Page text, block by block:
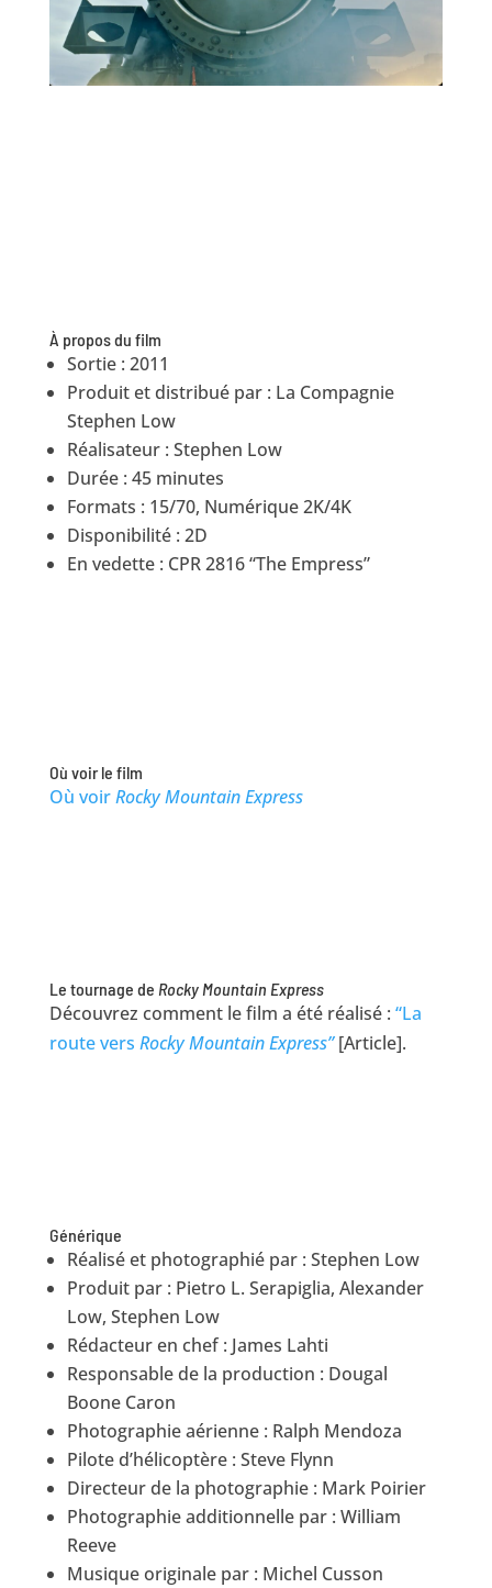
À propos du film
Sortie : 2011
Produit et distribué par : La Compagnie
Stephen Low
Réalisateur : Stephen Low
Durée : 45 minutes
Formats : 15/70, Numérique 2K/4K
Disponibilité : 2D
En vedette : CPR 2816 “The Empress”
Où voir le film
Où voirRocky Mountain Express
Le tournage de Rocky Mountain Express
Découvrez comment le film a été réalisé : “La
route vers Rocky Mountain Express”[Article].
Générique
Réalisé et photographié par : Stephen Low
Produit par : Pietro L. Serapiglia, Alexander
Low, Stephen Low
Rédacteur en chef : James Lahti
Responsable de la production : Dougal
Boone Caron
Photographie aérienne : Ralph Mendoza
Pilote d’hélicoptère : Steve Flynn
Directeur de la photographie : Mark Poirier
Photographie additionnelle par : William
Reeve
Musique originale par : Michel Cusson